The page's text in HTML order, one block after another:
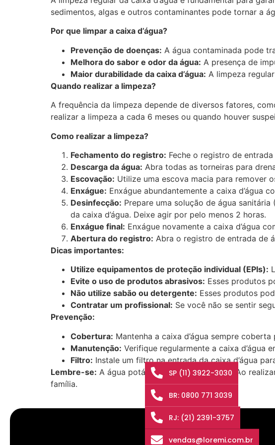
sedimentos, algas e outros contaminantes pode tornar a
Por que limpar a caixa d’água?
Prevenção de doenças: A água contaminada pode
Melhora do sabor e odor da água: A presença de
Maior durabilidade da caixa d’água: A limpeza
Quando realizar a limpeza?
A frequência da limpeza depende de diversos fatores,
realizar a limpeza a cada 6 meses ou quando houver
Como realizar a limpeza?
Fechamento do registro: Feche o registro de entrada
Descarga da água: Abra todas as torneiras para
Escovação: Utilize uma escova macia para remover
Enxágue: Enxágue abundantemente a caixa d’água
Desinfecção: Prepare uma solução de água
da caixa d’água. Deixe agir por pelo menos 2 horas.
Enxágue final: Enxágue novamente a caixa d’água
Abertura do registro: Abra o registro de entrada de
Dicas importantes:
Utilize equipamentos de proteção individual (EPIs):
Evite o uso de produtos abrasivos: Esses produtos
Não utilize sabão ou detergente: Esses produtos
Contratar um profissional: Se você não se sentir
Prevenção:
Cobertura: Mantenha a caixa d’água sempre
Manutenção: Verifique regularmente a caixa d’água
Filtro: Instale um filtro na entrada da caixa d’água
Lembre-se: A água potável é um bem precioso. Ao
família.
SP (11) 3922-3030
BR: 0800 771 3039
RJ: (21) 2391-3757
vendas@loremi.com.br